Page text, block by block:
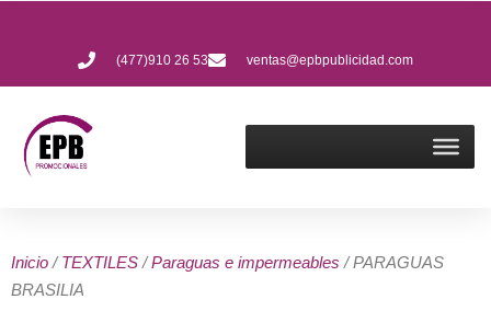
(477)910 26 53 ventas@epbpublicidad.com
Inicio /TEXTILES /Paraguas e impermeables / PARAGUAS
BRASILIA